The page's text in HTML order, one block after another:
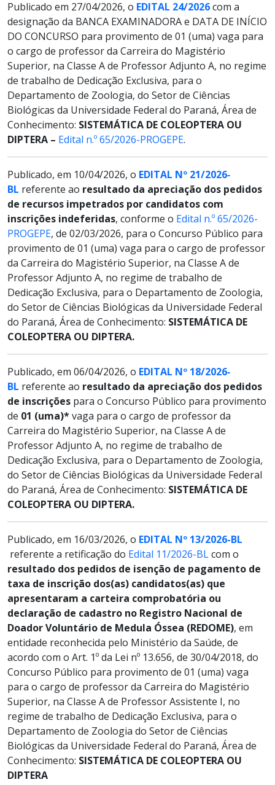
Publicado em 27/04/2026, o EDITAL 24/2026com a
designação da BANCA EXAMINADORA e DATA DE INÍCIO
DO CONCURSO para provimento de 01 (uma) vaga para
o cargo de professor da Carreira do Magistério
Superior, na Classe A de Professor Adjunto A, no regime
de trabalho de Dedicação Exclusiva, para o
Departamento de Zoologia, do Setor de Ciências
Biológicas da Universidade Federal do Paraná, Área de
Conhecimento: SISTEMÁTICA DE COLEOPTERA OU
DIPTERA – Edital n.º 65/2026-PROGEPE.
Publicado, em 10/04/2026, o EDITAL Nº 21/2026‐
BL referente ao resultado da apreciação dos pedidos
de recursos impetrados por candidatos com
inscrições indeferidas, conforme o Edital n.º 65/2026-
PROGEPE, de 02/03/2026, para o Concurso Público para
provimento de 01 (uma) vaga para o cargo de professor
da Carreira do Magistério Superior, na Classe A de
Professor Adjunto A, no regime de trabalho de
Dedicação Exclusiva, para o Departamento de Zoologia,
do Setor de Ciências Biológicas da Universidade Federal
do Paraná, Área de Conhecimento: SISTEMÁTICA DE
COLEOPTERA OU DIPTERA.
Publicado, em 06/04/2026, o EDITAL Nº 18/2026‐
BL referente ao resultado da apreciação dos pedidos
de inscrições para o Concurso Público para provimento
de 01 (uma)*vaga para o cargo de professor da
Carreira do Magistério Superior, na Classe A de
Professor Adjunto A, no regime de trabalho de
Dedicação Exclusiva, para o Departamento de Zoologia,
do Setor de Ciências Biológicas da Universidade Federal
do Paraná, Área de Conhecimento: SISTEMÁTICA DE
COLEOPTERA OU DIPTERA.
Publicado, em 16/03/2026, o EDITAL Nº 13/2026-BL
referente a retificação do Edital 11/2026-BLcom o
resultado dos pedidos de isenção de pagamento de
taxa de inscrição dos(as) candidatos(as) que
apresentaram a carteira comprobatória ou
declaração de cadastro no Registro Nacional de
Doador Voluntário de Medula Óssea (REDOME), em
entidade reconhecida pelo Ministério da Saúde, de
acordo com o Art. 1º da Lei nº 13.656, de 30/04/2018, do
Concurso Público para provimento de 01 (uma) vaga
para o cargo de professor da Carreira do Magistério
Superior, na Classe A de Professor Assistente I, no
regime de trabalho de Dedicação Exclusiva, para o
Departamento de Zoologia do Setor de Ciências
Biológicas da Universidade Federal do Paraná, Área de
Conhecimento: SISTEMÁTICA DE COLEOPTERA OU
DIPTERA